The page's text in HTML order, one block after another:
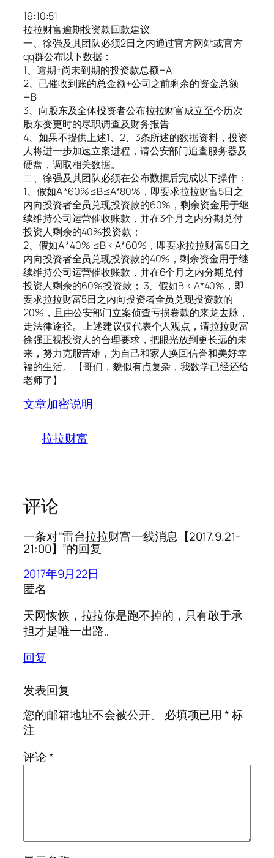
19:10:51
拉拉财富逾期投资款回款建议
一、徐强及其团队必须2日之内通过官方网站或官方
qq群公布以下数据：
1、逾期+尚未到期的投资款总额=A
2、已催收到账的总金额+公司之前剩余的资金总额
=B
3、向股东及全体投资者公布拉拉财富成立至今历次
股东变更时的尽职调查及财务报告
4、如果不提供上述1、2、3条所述的数据资料，投资
人将进一步加速立案进程，请公安部门追查服务器及
硬盘，调取相关数据。
二、徐强及其团队必须在公布数据后完成以下操作：
1、假如A *60%≤B≤A*80%，即要求拉拉财富5日之
内向投资者全员兑现投资款的60%，剩余资金用于继
续维持公司运营催收账款，并在3个月之内分期兑付
投资人剩余的40%投资款；
2、假如A *40% ≤B < A*60%，即要求拉拉财富5日之
内向投资者全员兑现投资款的40%，剩余资金用于继
续维持公司运营催收账款，并在6个月之内分期兑付
投资人剩余的60%投资款； 3、假如B < A*40%，即
要求拉拉财富5日之内向投资者全员兑现投资款的
20%，且由公安部门立案侦查亏损卷款的来龙去脉，
走法律途径。 上述建议仅代表个人观点，请拉拉财富
徐强正视投资人的合理要求，把眼光放到更长远的未
来，努力克服苦难，为自己和家人换回信誉和美好幸
福的生活。 【哥们，貌似有点复杂，我数学已经还给
老师了】
文章加密说明
拉拉财富
评论
一条对“雷台拉拉财富一线消息【2017.9.21-
21:00】”的回复
2017年9月22日
匿名
天网恢恢，拉拉你是跑不掉的，只有敢于承
担才是唯一出路。
回复
发表回复
您的邮箱地址不会被公开。
必填项已用*标
注
评论*